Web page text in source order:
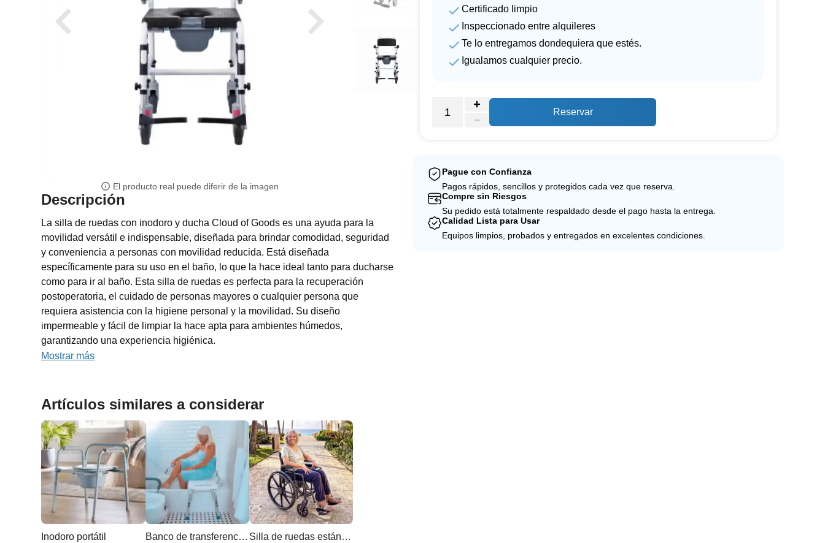
El producto real puede diferir de la imagen
Descripción
La silla de ruedas con inodoro y ducha Cloud of Goods es una ayuda para la
movilidad versátil e indispensable, diseñada para brindar comodidad, seguridad
y conveniencia a personas con movilidad reducida. Está diseñada
específicamente para su uso en el baño, lo que la hace ideal tanto para ducharse
como para ir al baño. Esta silla de ruedas es perfecta para la recuperación
postoperatoria, el cuidado de personas mayores o cualquier persona que
requiera asistencia con la higiene personal y la movilidad. Su diseño
impermeable y fácil de limpiar la hace apta para ambientes húmedos,
garantizando una experiencia higiénica.
Mostrar más
Artículos similares a considerar
Inodoro portátil Banco de transferencia para ducha Silla de ruedas estándar
Certificado limpio
Inspeccionado entre alquileres
Te lo entregamos dondequiera que estés.
Igualamos cualquier precio.
Reservar
Pague con Confianza
Pagos rápidos, sencillos y protegidos cada vez que reserva.
Compre sin Riesgos
Su pedido está totalmente respaldado desde el pago hasta la entrega.
Calidad Lista para Usar
Equipos limpios, probados y entregados en excelentes condiciones.